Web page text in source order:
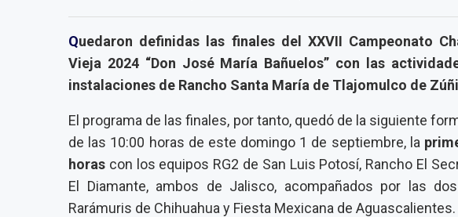
Quedaron definidas las finales del XXVII Campeonato
Vieja 2024 “Don José María Bañuelos” con las
instalaciones de Rancho Santa María de Tlajomulco de
El programa de las finales, por tanto, quedó de la siguiente
de las 10:00 horas de este domingo 1 de septiembre, la
horas con los equipos RG2 de San Luis Potosí, Rancho El
El Diamante, ambos de Jalisco, acompañados por las
Rarámuris de Chihuahua y Fiesta Mexicana de Aguascalientes.